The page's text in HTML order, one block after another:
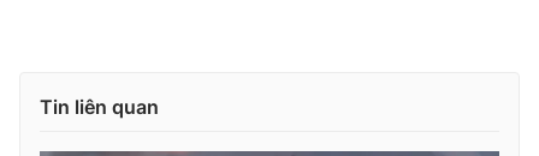
Tin liên quan